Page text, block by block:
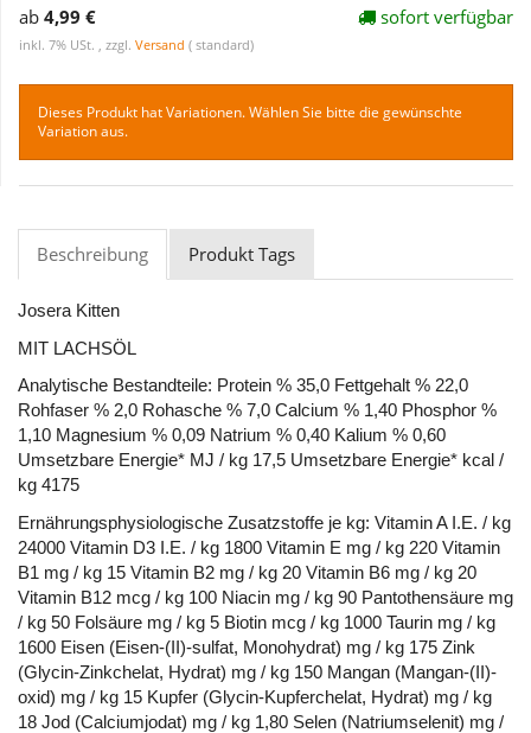
ab 4,99 €
inkl. 7% USt. , zzgl. Versand ( standard)
sofort verfügbar
Dieses Produkt hat Variationen. Wählen Sie bitte die gewünschte
Variation aus.
Beschreibung Produkt Tags
Josera Kitten
MIT LACHSÖL
Analytische Bestandteile: Protein % 35,0 Fettgehalt % 22,0
Rohfaser % 2,0 Rohasche % 7,0 Calcium % 1,40 Phosphor %
1,10 Magnesium % 0,09 Natrium % 0,40 Kalium % 0,60
Umsetzbare Energie* MJ / kg 17,5 Umsetzbare Energie* kcal /
kg 4175
Ernährungsphysiologische Zusatzstoffe je kg: Vitamin A I.E. / kg
24000 Vitamin D3 I.E. / kg 1800 Vitamin E mg / kg 220 Vitamin
B1 mg / kg 15 Vitamin B2 mg / kg 20 Vitamin B6 mg / kg 20
Vitamin B12 mcg / kg 100 Niacin mg / kg 90 Pantothensäure mg
/ kg 50 Folsäure mg / kg 5 Biotin mcg / kg 1000 Taurin mg / kg
1600 Eisen (Eisen-(II)-sulfat, Monohydrat) mg / kg 175 Zink
(Glycin-Zinkchelat, Hydrat) mg / kg 150 Mangan (Mangan-(II)-
oxid) mg / kg 15 Kupfer (Glycin-Kupferchelat, Hydrat) mg / kg
18 Jod (Calciumjodat) mg / kg 1,80 Selen (Natriumselenit) mg /